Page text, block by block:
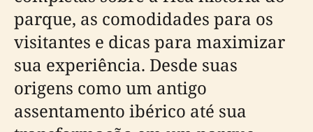
parque, as comodidades para os
visitantes e dicas para maximizar
sua experiência. Desde suas
origens como um antigo
assentamento ibérico até sua